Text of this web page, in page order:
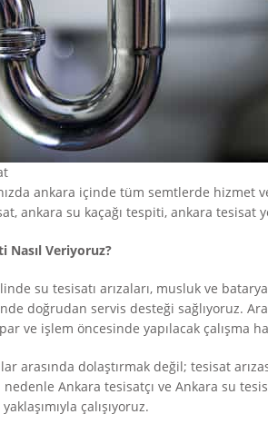
ankara içinde tüm semtlerde hizmet
ankara su kaçağı tespiti, ankara
Nasıl Veriyoruz?
su tesisatı arızaları, musluk ve batarya
doğrudan servis desteği sağlıyoruz.
ve işlem öncesinde yapılacak çalışma
arasında dolaştırmak değil; tesisat
Ankara tesisatçı ve Ankara su
çalışıyoruz.